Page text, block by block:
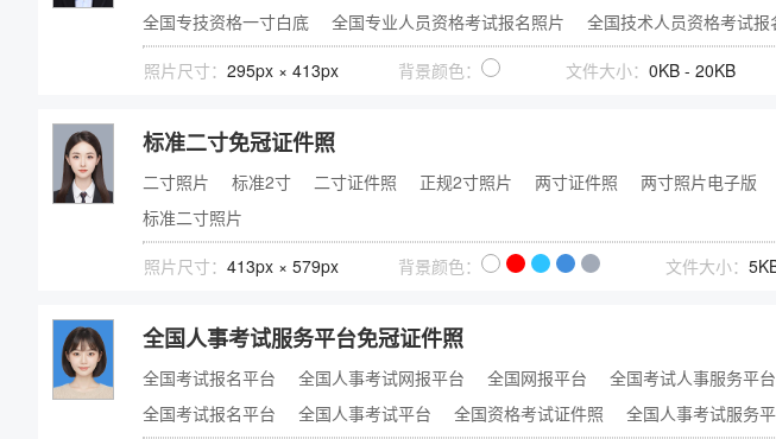
全国专技资格一寸白底
全国专业人员资格考试报名照片 全国技术人员资格考试报
照片尺寸： 295px × 413px 背景颜色： 文件大小： 0KB - 20KB
标准二寸免冠证件照
二寸照片 标准2寸 二寸证件照 正规2寸照片 两寸证件照 两寸照片电子版
标准二寸照片
照片尺寸： 413px × 579px 背景颜色： 文件大小：
全国人事考试服务平台免冠证件照
全国考试报名平台 全国人事考试网报平台 全国网报平台
全国考试人事服务平台
全国考试报名平台
全国人事考试平台 全国资格考试证件照 全国人事考试服务